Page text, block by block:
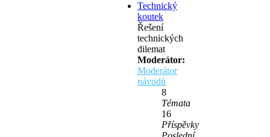
Technický
koutek
Řešení
technických
dilemat
Moderátor:
Moderátor
návodů
8
Témata
16
Příspěvky